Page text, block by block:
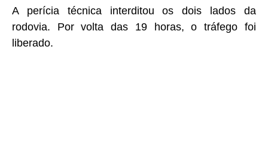
A perícia técnica interditou os dois lados da
rodovia. Por volta das 19 horas, o tráfego foi
liberado.